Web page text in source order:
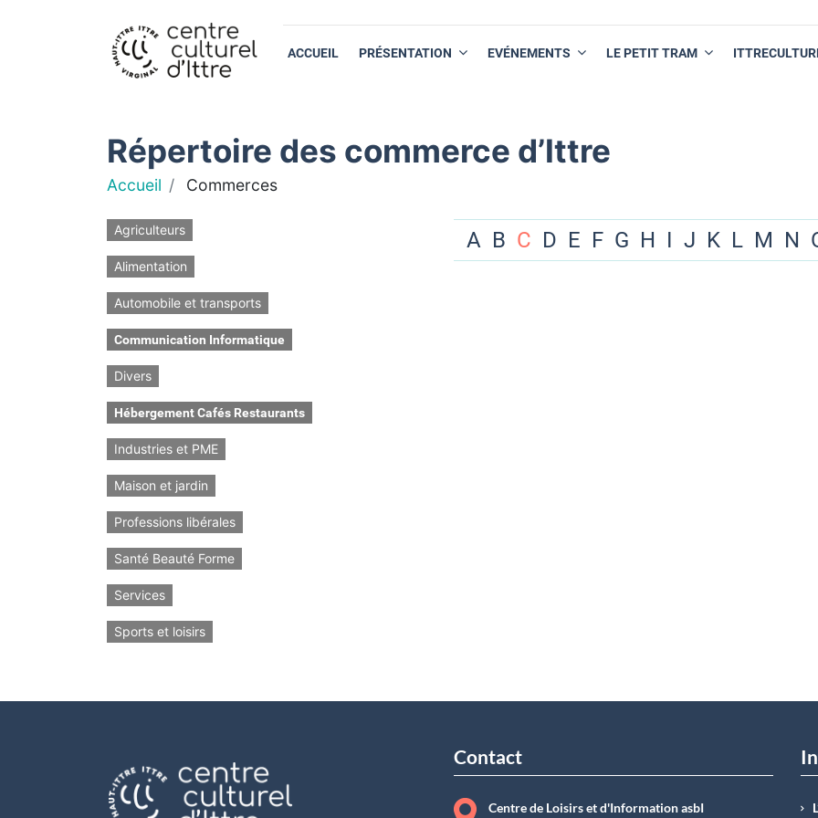
ACCUEIL PRÉSENTATION EVÉNEMENTS LE PETIT TRAM
Répertoire des commerce d’Ittre
Accueil Commerces
Agriculteurs
Alimentation
Automobile et transports
Communication Informatique
Divers
Hébergement Cafés Restaurants
Industries et PME
Maison et jardin
Professions libérales
Santé Beauté Forme
Services
Sports et loisirs
A B C D E F G H I J K L M N
Contact
Centre de Loisirs et d'Information asbI